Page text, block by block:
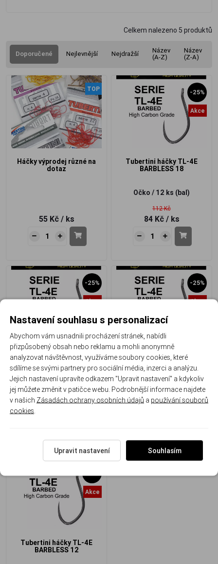
Celkem nalezeno 5 produktů
Doporučené Nejlevnější Nejdražší
Název
(A-Z)
Název
(Z-A)
TOP
Háčky výprodej různé na
dotaz
55 Kč / ks
-25%
Akce
Tubertini háčky TL-4E
BARBLESS 18
Očko / 12 ks (bal)
112 Kč
84 Kč / ks
-25%
Akce
Tubertini háčky TL-4E
BARBLESS 16
Očko / 12 ks (bal)
112 Kč
-25%
Akce
Tubertini háčky TL-4E
BARBLESS 14
Očko / 12 ks(bal)
112 Kč
Akce
Tubertini háčky TL-4E
BARBLESS 12
Nastavení souhlasu s personalizací
Abychom vám usnadnili procházení stránek, nabídli
přizpůsobený obsah nebo reklamu a mohli anonymně
analyzovat návštěvnost, využíváme soubory cookies, které
sdílíme se svými partnery pro sociální média, inzerci a analýzu.
Jejich nastavení upravíte odkazem "Upravit nastavení" a kdykoliv
jej můžete změnit v patičce webu. Podrobnější informace najdete
v našich Zásadách ochrany osobních údajů a používání souborů
cookies
Upravit nastavení Souhlasím